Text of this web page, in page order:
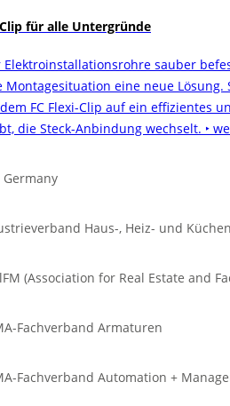
für alle Untergründe
Elektroinstallationsrohre sauber
Montagesituation eine neue Lösung.
FC Flexi-Clip auf ein effizientes
die Steck-Anbindung wechselt. ‣
Germany
Haus-, Heiz- und
(Association for Real Estate and
Fachverband Armaturen
Fachverband Automation +